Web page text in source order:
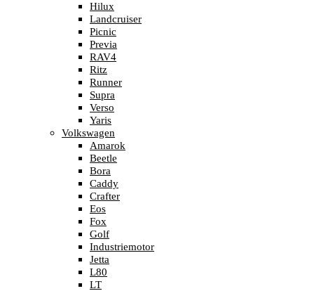
Hilux
Landcruiser
Picnic
Previa
RAV4
Ritz
Runner
Supra
Verso
Yaris
Volkswagen
Amarok
Beetle
Bora
Caddy
Crafter
Eos
Fox
Golf
Industriemotor
Jetta
L80
LT